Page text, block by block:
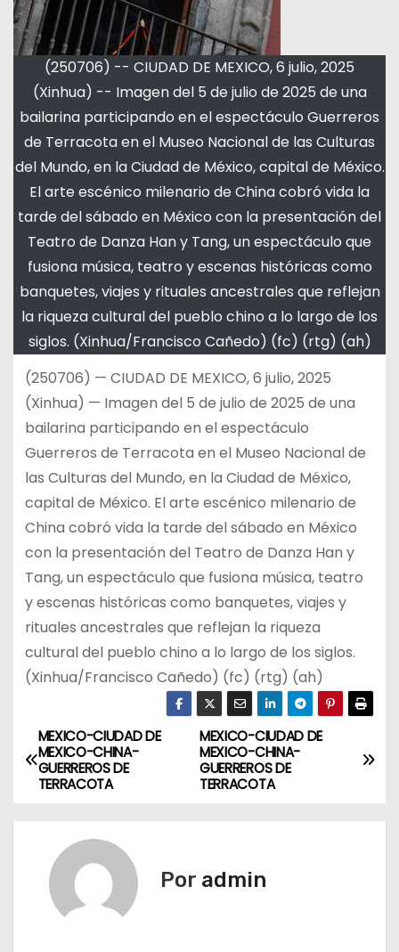
(250706) -- CIUDAD DE MEXICO, 6 julio, 2025
(Xinhua) -- Imagen del 5 de julio de 2025 de una
bailarina participando en el espectáculo Guerreros
de Terracota en el Museo Nacional de las Culturas
del Mundo, en la Ciudad de México, capital de México.
El arte escénico milenario de China cobró vida la
tarde del sábado en México con la presentación del
Teatro de Danza Han y Tang, un espectáculo que
fusiona música, teatro y escenas históricas como
banquetes, viajes y rituales ancestrales que reflejan
la riqueza cultural del pueblo chino a lo largo de los
siglos. (Xinhua/Francisco Cañedo) (fc) (rtg) (ah)
(250706) — CIUDAD DE MEXICO, 6 julio, 2025
(Xinhua) — Imagen del 5 de julio de 2025 de una
bailarina participando en el espectáculo
Guerreros de Terracota en el Museo Nacional de
las Culturas del Mundo, en la Ciudad de México,
capital de México. El arte escénico milenario de
China cobró vida la tarde del sábado en México
con la presentación del Teatro de Danza Han y
Tang, un espectáculo que fusiona música, teatro
y escenas históricas como banquetes, viajes y
rituales ancestrales que reflejan la riqueza
cultural del pueblo chino a lo largo de los siglos.
(Xinhua/Francisco Cañedo) (fc) (rtg) (ah)
N
a
v
MEXICO-CIUDAD DE
MEXICO-CHINA-
GUERREROS DE
TERRACOTA
MEXICO-CIUDAD DE
MEXICO-CHINA-
GUERREROS DE
TERRACOTA
Por admin